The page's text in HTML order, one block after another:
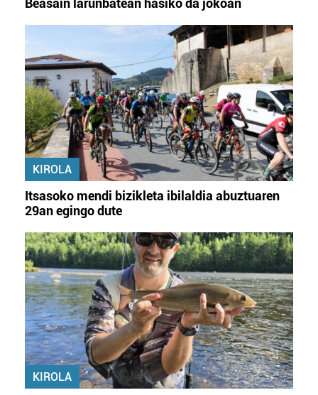
Beasain larunbatean hasiko da jokoan
KIROLA
Itsasoko mendi bizikleta ibilaldia abuztuaren
29an egingo dute
KIROLA